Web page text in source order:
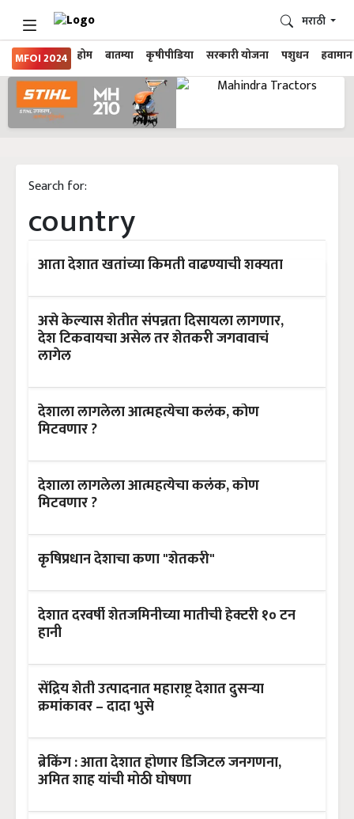
MFOI 2024 होम बातम्या कृषीपीडिया सरकारी योजना पशुधन हवामान
मराठी
Search for:
country
आता देशात खतांच्या किमती वाढण्याची शक्यता
असे केल्यास शेतीत संपन्नता दिसायला लागणार,
देश टिकवायचा असेल तर शेतकरी जगवावाचं
लागेल
देशाला लागलेला आत्महत्येचा कलंक, कोण
मिटवणार ?
देशाला लागलेला आत्महत्येचा कलंक, कोण
मिटवणार ?
कृषिप्रधान देशाचा कणा "शेतकरी"
देशात दरवर्षी शेतजमिनीच्या मातीची हेक्टरी १० टन
हानी
सेंद्रिय शेती उत्पादनात महाराष्ट्र देशात दुसऱ्या
क्रमांकावर – दादा भुसे
ब्रेकिंग : आता देशात होणार डिजिटल जनगणना,
अमित शाह यांची मोठी घोषणा